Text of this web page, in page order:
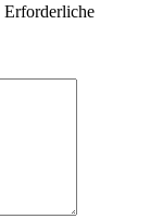
Erforderliche